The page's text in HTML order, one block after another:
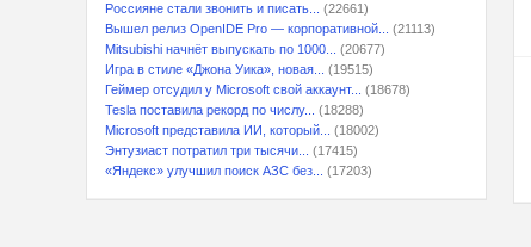
Россияне стали звонить и писать...
(22661)
Вышел релиз OpenIDE Pro — корпоративной...
(21113)
Mitsubishi начнёт выпускать по 1000...
(20677)
Игра в стиле «Джона Уика», новая...
(19515)
Геймер отсудил у Microsoft свой аккаунт...
(18678)
Tesla поставила рекорд по числу...
(18288)
Microsoft представила ИИ, который...
(18002)
Энтузиаст потратил три тысячи...
(17415)
«Яндекс» улучшил поиск АЗС без...
(17203)